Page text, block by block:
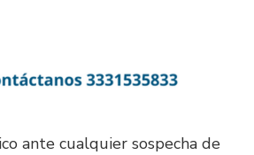
ante cualquier sospecha de